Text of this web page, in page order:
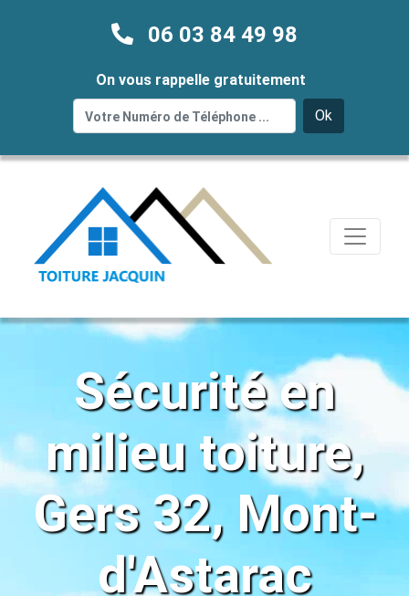
06 03 84 49 98
On vous rappelle gratuitement
Ok
Sécurité en
milieu toiture,
Gers 32, Mont-
d'Astarac